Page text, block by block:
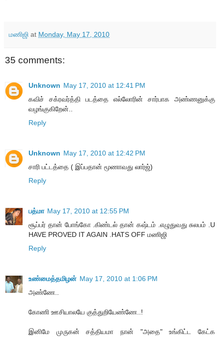
மணிஜி at Monday, May 17, 2010
35 comments:
Unknown May 17, 2010 at 12:41 PM
கவிச் சக்ரவர்த்தி படத்தை எல்லோரின் சார்பாக அண்ணனுக்கு
வழங்குகிறேன்..
Reply
Unknown May 17, 2010 at 12:42 PM
சாரி பட்டத்தை ( இப்பதான் மூணாவது லார்ஜ்)
Reply
பத்மா May 17, 2010 at 12:55 PM
சூப்பர் தான் போங்கோ .கிண்டல் தான் கஷ்டம் .எழுதுவது சுலபம் .U
HAVE PROVED IT AGAIN .HATS OFF மணிஜி
Reply
உண்மைத்தமிழன் May 17, 2010 at 1:06 PM
அண்ணே..
கோணி ஊசியாலயே குத்துறியேண்ணே..!
இனிமே முருகன் சத்தியமா நான் "அதை" உங்கிட்ட கேட்க